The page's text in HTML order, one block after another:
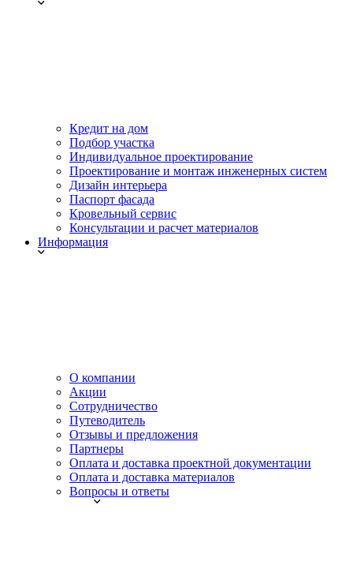
Кредит на дом
Подбор участка
Индивидуальное проектирование
Проектирование и монтаж инженерных систем
Дизайн интерьера
Паспорт фасада
Кровельный сервис
Консультации и расчет материалов
Информация
О компании
Акции
Сотрудничество
Путеводитель
Отзывы и предложения
Партнеры
Оплата и доставка проектной документации
Оплата и доставка материалов
Вопросы и ответы